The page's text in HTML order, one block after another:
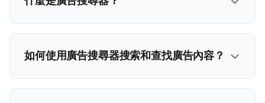
如何使用廣告搜尋器搜索和查找廣告內容？